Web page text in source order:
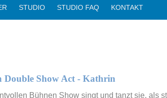
STUDIO STUDIO FAQ KONTAKT
Double Show Act - Kathrin
Bühnen Show singt und tanzt sie, als